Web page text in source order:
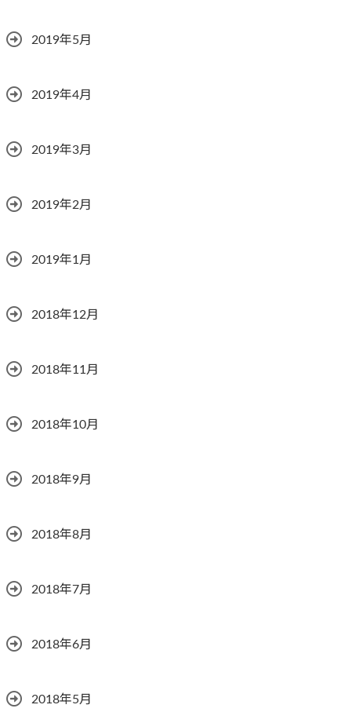
2019年5月
2019年4月
2019年3月
2019年2月
2019年1月
2018年12月
2018年11月
2018年10月
2018年9月
2018年8月
2018年7月
2018年6月
2018年5月